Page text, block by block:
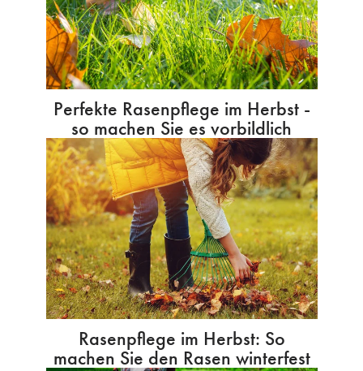
Perfekte Rasenpflege im Herbst -
so machen Sie es vorbildlich
Rasenpflege im Herbst: So
machen Sie den Rasen winterfest